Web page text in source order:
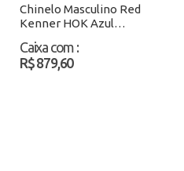
Chinelo Masculino Red
Kenner HOK Azul
Caixa com :
R$ 879,60